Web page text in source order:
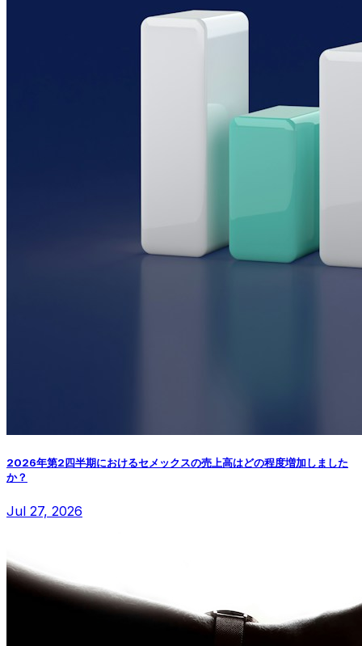
2026年第2四半期におけるセメックスの売上高はどの程度増加しました
か？
Jul 27, 2026